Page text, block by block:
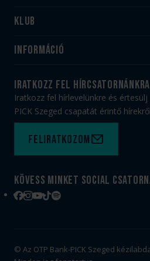
Felnőtt
Utánpótlás
Klub
#HandballFamily
Munkatársaink
PICK Aréna
Sajtóakkreditáció
Információ
Jegy- és bérletvásárlás
Webshop
Adatvédelem
Felhasználási feltételek
Kapcsolat
iratkozz fel
Iratkozz fel hírlevelünkre és
PICK Szeged csapatát érintő
Feliratkozom
Kövess minket social
Facebook
Instagram
YouTube
TikTokSpotify
© Az OTP Bank-PICK Szeged